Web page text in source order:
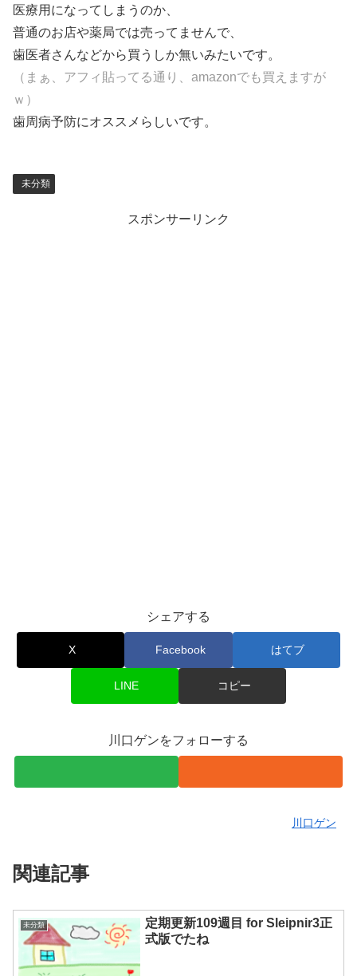
医療用になってしまうのか、
普通のお店や薬局では売ってませんで、
歯医者さんなどから買うしか無いみたいです。
（まぁ、アフィ貼ってる通り、amazonでも買えますが
ｗ）
歯周病予防にオススメらしいです。
未分類
スポンサーリンク
シェアする
X Facebook はてブ
LINE コピー
川口ゲンをフォローする
川口ゲン
関連記事
未分類
定期更新109週目 for Sleipnir3正
式版でたね